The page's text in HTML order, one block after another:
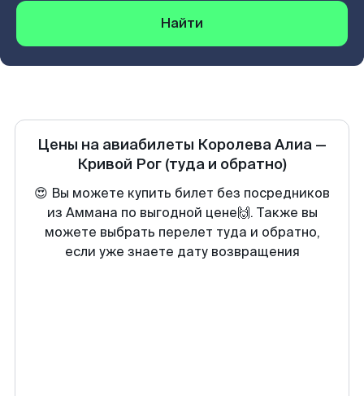
Найти
Цены на авиабилеты Королева Алиа —
Кривой Рог (туда и обратно)
😍 Вы можете купить билет без посредников
из Аммана по выгодной цене🙌. Также вы
можете выбрать перелет туда и обратно,
если уже знаете дату возвращения